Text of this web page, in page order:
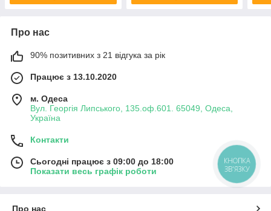
Про нас
90% позитивних з 21 відгука за рік
Працює з 13.10.2020
м. Одеса
Вул. Георгія Липського, 135.оф.601. 65049, Одеса,
Україна
Контакти
Сьогодні працює з 09:00 до 18:00
Показати весь графік роботи
Про нас
КНОПКА
ЗВ'ЯЗКУ